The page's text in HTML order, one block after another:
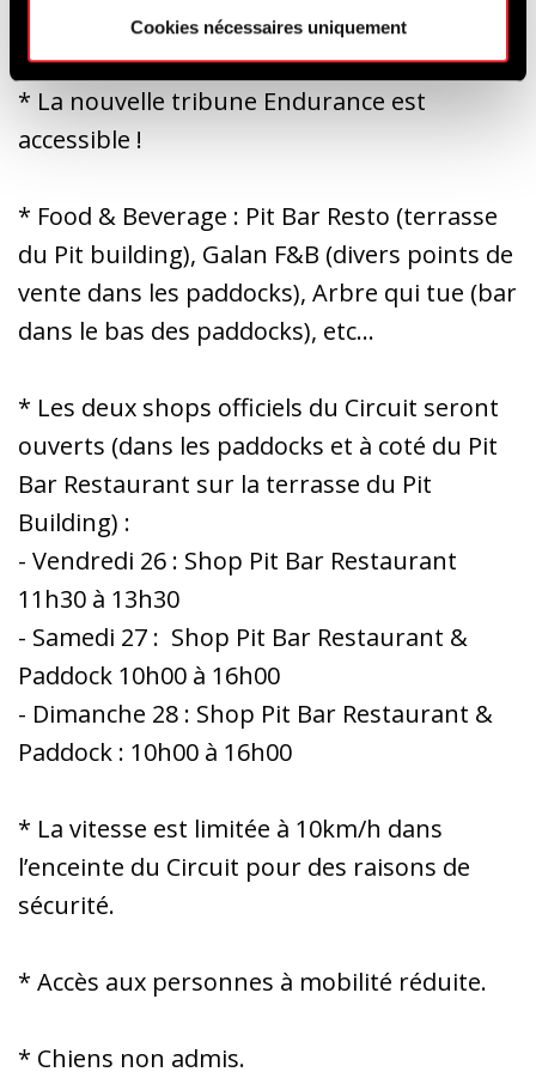
Cookies nécessaires uniquement
ou en trottinette.
* La nouvelle tribune Endurance est
accessible !
* Food & Beverage : Pit Bar Resto (terrasse
du Pit building), Galan F&B (divers points de
vente dans les paddocks), Arbre qui tue (bar
dans le bas des paddocks), etc…
* Les deux shops officiels du Circuit seront
ouverts (dans les paddocks et à coté du Pit
Bar Restaurant sur la terrasse du Pit
Building) :
- Vendredi 26 : Shop Pit Bar Restaurant
11h30 à 13h30
- Samedi 27 : Shop Pit Bar Restaurant &
Paddock 10h00 à 16h00
- Dimanche 28 : Shop Pit Bar Restaurant &
Paddock : 10h00 à 16h00
* La vitesse est limitée à 10km/h dans
l’enceinte du Circuit pour des raisons de
sécurité.
* Accès aux personnes à mobilité réduite.
* Chiens non admis.